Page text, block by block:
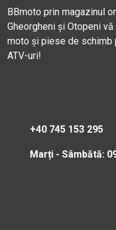
BBmoto prin magazinul
Gheorgheni și Otopeni
moto și piese de schimb
ATV-uri!
+40 745 153 295
Marți - Sâmbătă: